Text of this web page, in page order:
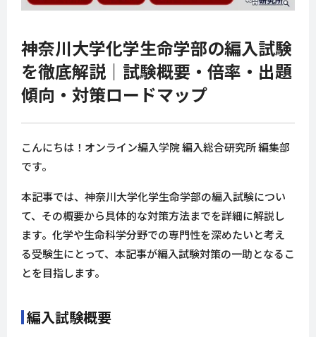
神奈川大学化学生命学部の編入試験
を徹底解説｜試験概要・倍率・出題
傾向・対策ロードマップ
こんにちは！オンライン編入学院 編入総合研究所 編集部
です。
本記事では、神奈川大学化学生命学部の編入試験につい
て、その概要から具体的な対策方法までを詳細に解説し
ます。化学や生命科学分野での専門性を深めたいと考え
る受験生にとって、本記事が編入試験対策の一助となるこ
とを目指します。
編入試験概要